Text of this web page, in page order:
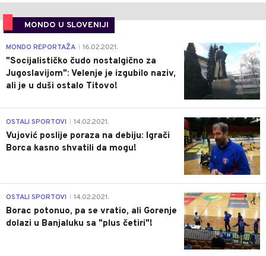
MONDO U SLOVENIJI
4
MONDO REPORTAŽA 16.02.2021.
"Socijalističko čudo nostalgično za
Jugoslavijom": Velenje je izgubilo naziv,
ali je u duši ostalo Titovo!
1
OSTALI SPORTOVI 14.02.2021.
Vujović poslije poraza na debiju: Igrači
Borca kasno shvatili da mogu!
3
OSTALI SPORTOVI 14.02.2021.
Borac potonuo, pa se vratio, ali Gorenje
dolazi u Banjaluku sa "plus četiri"!